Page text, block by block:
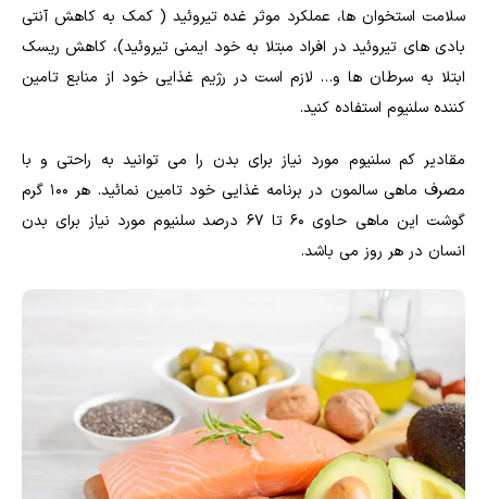
سلامت استخوان ها، عملکرد موثر غده تیروئید ( کمک به کاهش آنتی
بادی های تیروئید در افراد مبتلا به خود ایمنی تیروئید)، کاهش ریسک
ابتلا به سرطان ها و… لازم است در رژیم غذایی خود از منابع تامین
کننده سلنیوم استفاده کنید.
مقادیر کم سلنیوم مورد نیاز برای بدن را می توانید به راحتی و با
مصرف ماهی سالمون در برنامه غذایی خود تامین نمائید. هر ۱۰۰ گرم
گوشت این ماهی حاوی ۶۰ تا ۶۷ درصد سلنیوم مورد نیاز برای بدن
انسان در هر روز می باشد.